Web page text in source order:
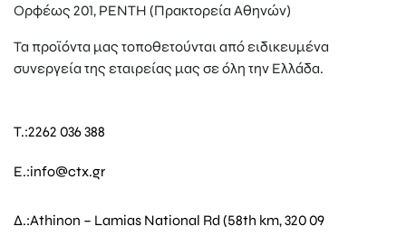
Ορφέως 201, ΡΕΝΤΗ (Πρακτορεία Αθηνών)
Τα προϊόντα μας τοποθετούνται από ειδικευμένα
συνεργεία της εταιρείας μας σε όλη την Ελλάδα.
T.:2262 036 388
E.:info@ctx.gr
Δ.:Athinon – Lamias National Rd (58th km, 320 09